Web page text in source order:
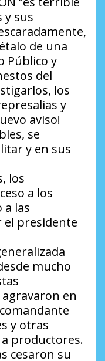
y sus
de una
Público y
del
los
y
aviso!
se
y en sus
los
a los
a las
el presidente
mucho
en
y otras
productores.
cesaron su